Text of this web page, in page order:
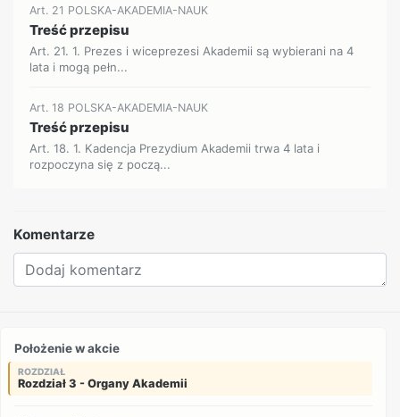
Art. 21 POLSKA-AKADEMIA-NAUK
Treść przepisu
Art. 21. 1. Prezes i wiceprezesi Akademii są wybierani na 4
lata i mogą pełn...
Art. 18 POLSKA-AKADEMIA-NAUK
Treść przepisu
Art. 18. 1. Kadencja Prezydium Akademii trwa 4 lata i
rozpoczyna się z począ...
Komentarze
Położenie w akcie
ROZDZIAŁ
Rozdział 3 - Organy Akademii